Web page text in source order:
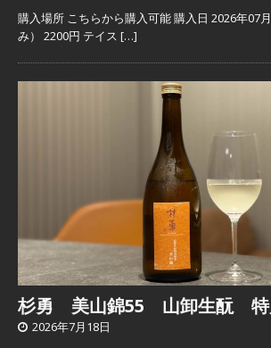
購入場所 こちらから購入可能 購入日 2026年07
み） 2200円 テイス […]
杉勇 美山錦55 山卸生酛 特
2026年7月18日